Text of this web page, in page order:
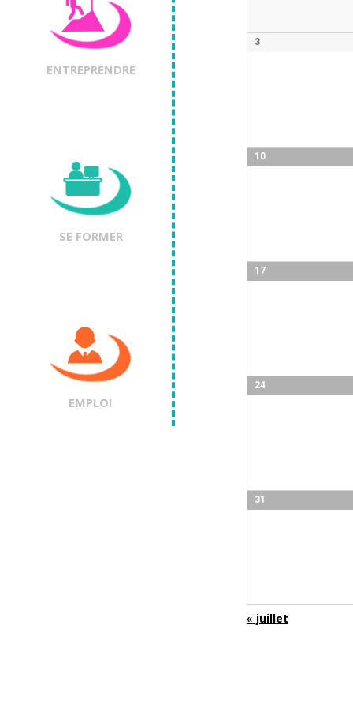
ENTREPRENDRE
SE FORMER
EMPLOI
3
10
17
24
31
« juillet